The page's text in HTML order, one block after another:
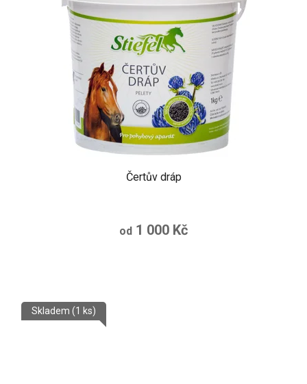
Čertův dráp
od 1 000 Kč
Skladem (1 ks)